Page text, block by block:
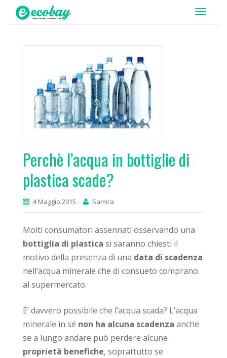
T
Perchè l’acqua in bottiglie di
plastica scade?
4 Maggio 2015 Samira
Molti consumatori assennati osservando una
bottiglia di plastica si saranno chiesti il
motivo della presenza di una data di scadenza
nell’acqua minerale che di consueto comprano
al supermercato.
E’ davvero possibile che l’acqua scada? L’acqua
minerale in sé non ha alcuna scadenza anche
se a lungo andare può perdere alcune
proprietà benefiche, soprattutto se